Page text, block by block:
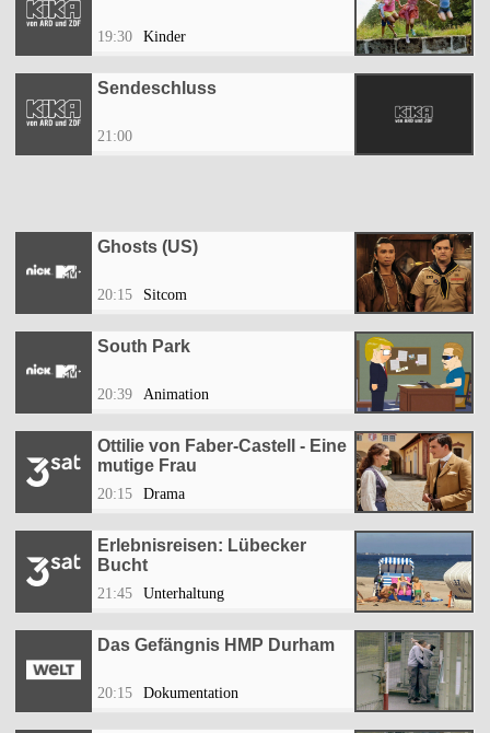
19:30 Kinder
Sendeschluss
21:00
Ghosts (US)
20:15 Sitcom
South Park
20:39 Animation
Ottilie von Faber-Castell - Eine
mutige Frau
20:15 Drama
Erlebnisreisen: Lübecker
Bucht
21:45 Unterhaltung
Das Gefängnis HMP Durham
20:15 Dokumentation